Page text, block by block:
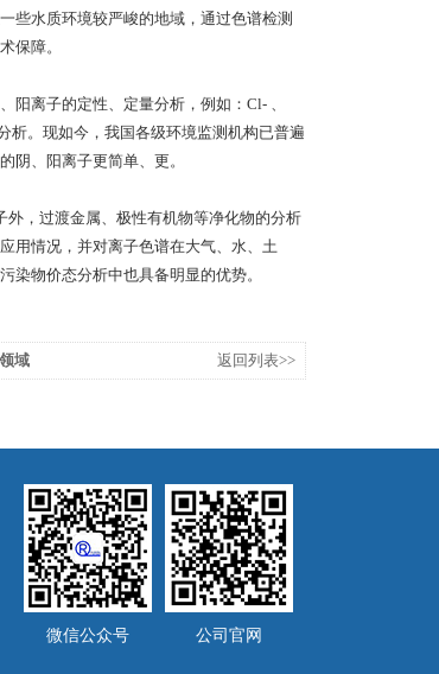
些水质环境较严峻的地域，通过色谱检测
保障。
离子的定性、定量分析，例如：Cl- 、
析。现如今，我国各级环境监测机构已普遍
阴、阳离子更简单、更。
，过渡金属、极性有机物等净化物的分析
用情况，并对离子色谱在大气、水、土
染物价态分析中也具备明显的优势。
域
返回列表>>
微信公众号 公司官网